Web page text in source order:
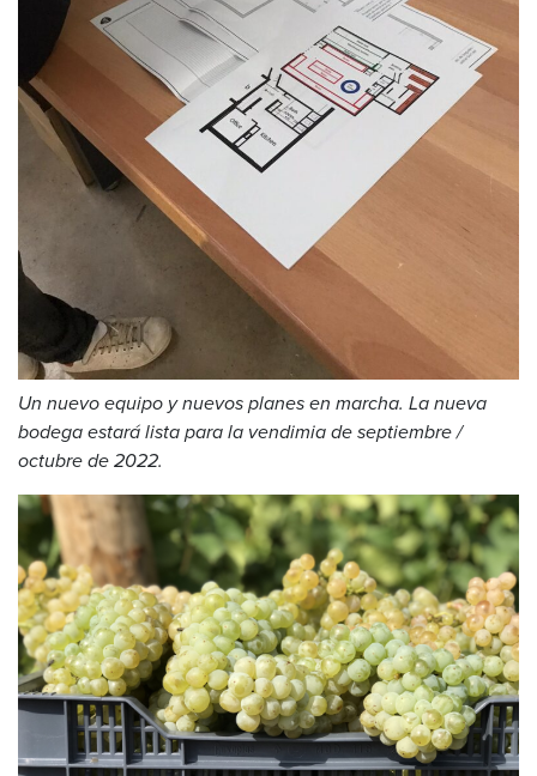
Un nuevo equipo y nuevos planes en marcha. La nueva
bodega estará lista para la vendimia de septiembre /
octubre de 2022.